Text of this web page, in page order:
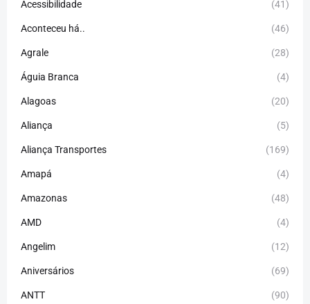
Acessibilidade (41)
Aconteceu há.. (46)
Agrale (28)
Águia Branca (4)
Alagoas (20)
Aliança (5)
Aliança Transportes (169)
Amapá (4)
Amazonas (48)
AMD (4)
Angelim (12)
Aniversários (69)
ANTT (90)